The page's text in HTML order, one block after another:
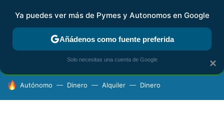
FISCALIDAD Y CONTABILIDAD KIT DIGITAL RENTA
HOY SE HABLA DE
Autónomo Dinero Alquiler Dinero
×
Ya puedes ver más de Pymes y Autonomos en Google
Añádenos como fuente preferida
Solo necesitas una cuenta de Google